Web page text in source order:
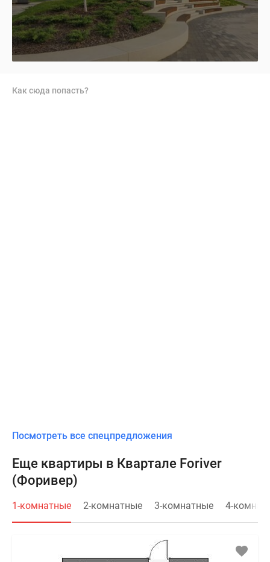
Как сюда попасть?
Посмотреть все спецпредложения
Еще квартиры в Квартале Foriver
(Форивер)
1-комнатные 2-комнатные 3-комнатные 4-